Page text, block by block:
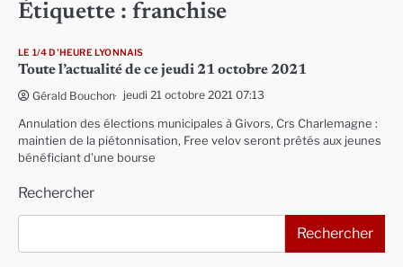
Étiquette : franchise
LE 1/4 D'HEURE LYONNAIS
Toute l’actualité de ce jeudi 21 octobre 2021
Gérald Bouchon jeudi 21 octobre 2021 07:13
Annulation des élections municipales à Givors, Crs Charlemagne :
maintien de la piétonnisation, Free velov seront prêtés aux jeunes
bénéficiant d’une bourse
Rechercher
Rechercher